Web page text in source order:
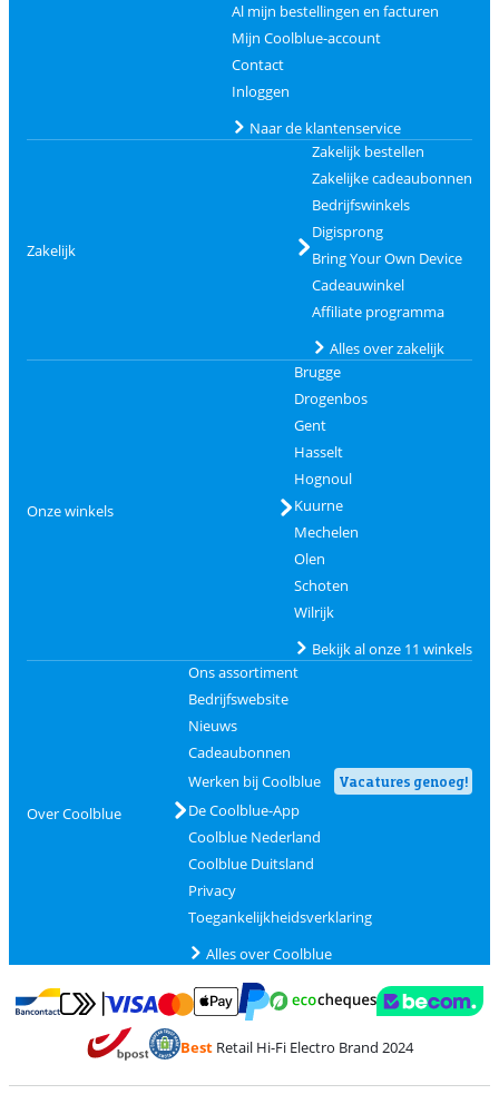
Al mijn bestellingen en facturen
Mijn Coolblue-account
Contact
Inloggen
Naar de klantenservice
Zakelijk
Zakelijk bestellen
Zakelijke cadeaubonnen
Bedrijfswinkels
Digisprong
Bring Your Own Device
Cadeauwinkel
Affiliate programma
Alles over zakelijk
Onze winkels
Brugge
Drogenbos
Gent
Hasselt
Hognoul
Kuurne
Mechelen
Olen
Schoten
Wilrijk
Bekijk al onze 11 winkels
Over Coolblue
Ons assortiment
Bedrijfswebsite
Nieuws
Cadeaubonnen
Werken bij Coolblue
Vacatures genoeg!
De Coolblue-App
Coolblue Nederland
Coolblue Duitsland
Privacy
Toegankelijkheidsverklaring
Alles over Coolblue
Betalen met Bancontact
Betalen met MasterCard en Visa via ClickToPay
BestRetail Hi-Fi Electro Brand 2024